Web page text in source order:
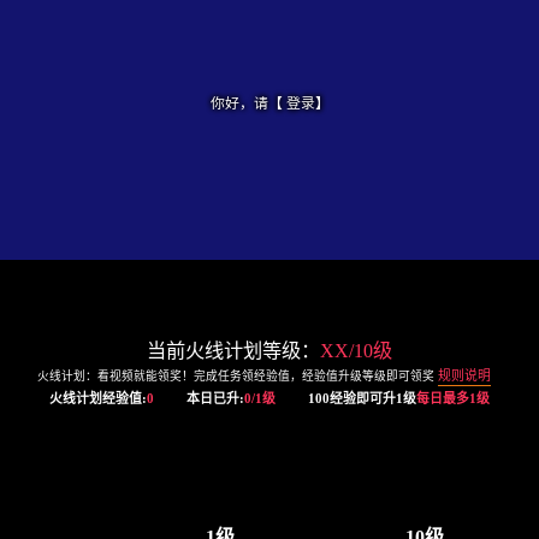
你好，请【 登录】
当前火线计划等级： XX/10级
火线计划：看视频就能领奖！完成任务领经验值，经验值升级等级即可领奖 规则说明
火线计划经验值:0 本日已升:0/1级 100经验即可升1级每日最多1级